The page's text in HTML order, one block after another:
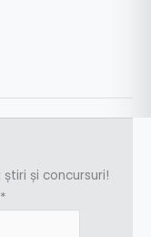
și concursuri!
*